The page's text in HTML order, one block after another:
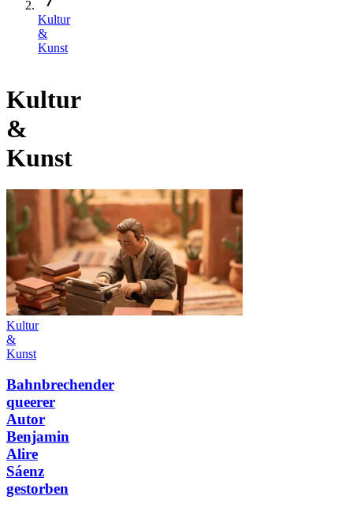
Kultur
&
Kunst
Kultur
&
Kunst
Kultur
&
Kunst
Bahnbrechender
queerer
Autor
Benjamin
Alire
Sáenz
gestorben